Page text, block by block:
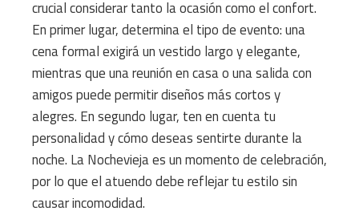
crucial considerar tanto la ocasión como el confort.
En primer lugar, determina el tipo de evento: una
cena formal exigirá un vestido largo y elegante,
mientras que una reunión en casa o una salida con
amigos puede permitir diseños más cortos y
alegres. En segundo lugar, ten en cuenta tu
personalidad y cómo deseas sentirte durante la
noche. La Nochevieja es un momento de celebración,
por lo que el atuendo debe reflejar tu estilo sin
causar incomodidad.